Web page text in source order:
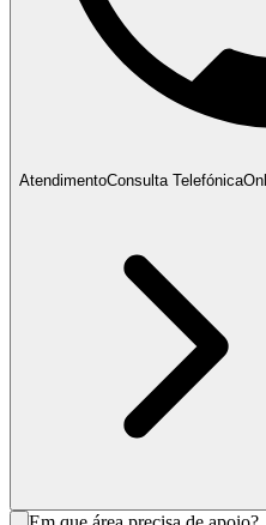
AtendimentoConsulta Telefónica